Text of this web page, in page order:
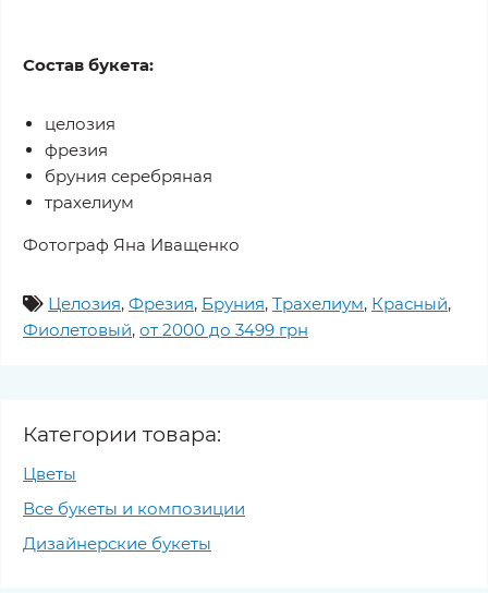
Состав букета:
целозия
фрезия
бруния серебряная
трахелиум
Фотограф Яна Иващенко
Целозия, Фрезия, Бруния, Трахелиум, Красный,
Фиолетовый, от 2000 до 3499 грн
Категории товара:
Цветы
Все букеты и композиции
Дизайнерские букеты